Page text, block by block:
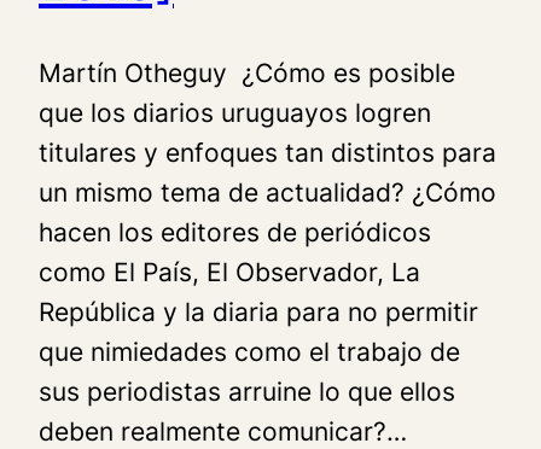
Martín Otheguy ¿Cómo es posible
que los diarios uruguayos logren
titulares y enfoques tan distintos para
un mismo tema de actualidad? ¿Cómo
hacen los editores de periódicos
como El País, El Observador, La
República y la diaria para no permitir
que nimiedades como el trabajo de
sus periodistas arruine lo que ellos
deben realmente comunicar?…